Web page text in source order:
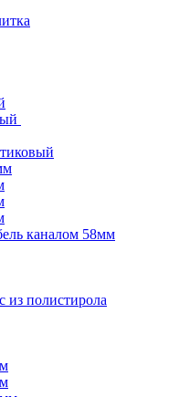
каналом 58мм
полистирола